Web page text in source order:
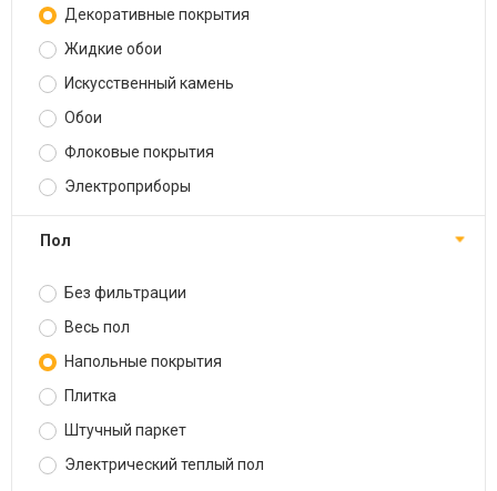
Декоративные покрытия
Жидкие обои
Искусственный камень
Обои
Флоковые покрытия
Электроприборы
Пол
Без фильтрации
Весь пол
Напольные покрытия
Плитка
Штучный паркет
Электрический теплый пол